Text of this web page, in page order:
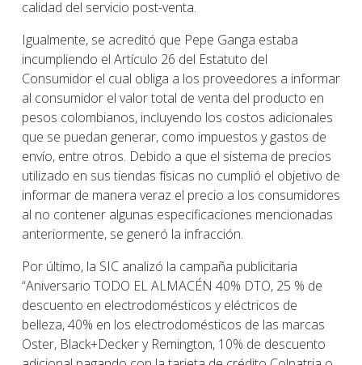
calidad del servicio post-venta.
Igualmente, se acreditó que Pepe Ganga estaba
incumpliendo el Artículo 26 del Estatuto del
Consumidor el cual obliga a los proveedores a informar
al consumidor el valor total de venta del producto en
pesos colombianos, incluyendo los costos adicionales
que se puedan generar, como impuestos y gastos de
envío, entre otros. Debido a que el sistema de precios
utilizado en sus tiendas físicas no cumplió el objetivo de
informar de manera veraz el precio a los consumidores
al no contener algunas especificaciones mencionadas
anteriormente, se generó la infracción.
Por último, la SIC analizó la campaña publicitaria
“Aniversario TODO EL ALMACÉN 40% DTO, 25 % de
descuento en electrodomésticos y eléctricos de
belleza, 40% en los electrodomésticos de las marcas
Oster, Black+Decker y Remington, 10% de descuento